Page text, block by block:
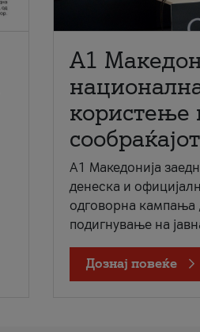
A1
користење
сообраќајот
A1 Македонија
денеска и
одговорна кампања
подигнување на
Дознај повеќе